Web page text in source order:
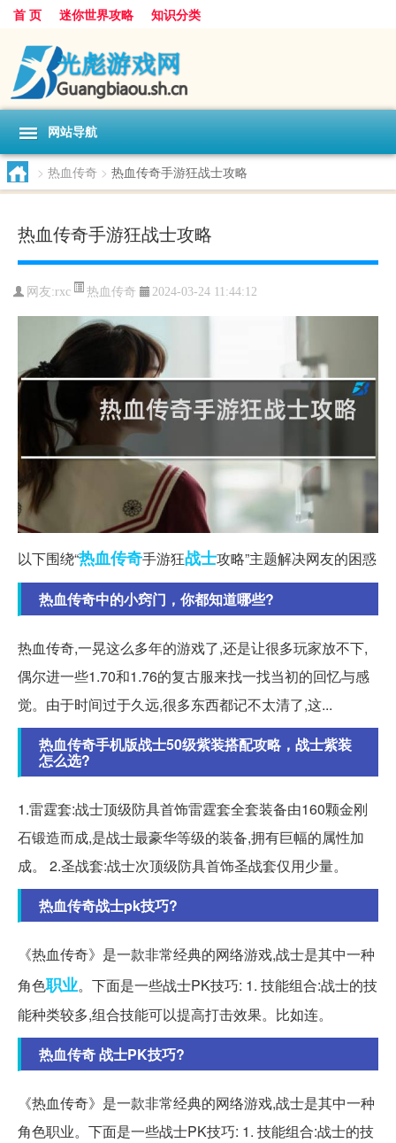
首 页 迷你世界攻略 知识分类
网站导航
> 热血传奇 > 热血传奇手游狂战士攻略
热血传奇手游狂战士攻略
网友:rxc 热血传奇 2024-03-24 11:44:12
以下围绕“热血传奇手游狂战士攻略”主题解决网友的困惑
热血传奇中的小窍门，你都知道哪些?
热血传奇,一晃这么多年的游戏了,还是让很多玩家放不下,
偶尔进一些1.70和1.76的复古服来找一找当初的回忆与感
觉。由于时间过于久远,很多东西都记不太清了,这...
热血传奇手机版战士50级紫装搭配攻略，战士紫装
怎么选?
1.雷霆套:战士顶级防具首饰雷霆套全套装备由160颗金刚
石锻造而成,是战士最豪华等级的装备,拥有巨幅的属性加
成。 2.圣战套:战士次顶级防具首饰圣战套仅用少量。
热血传奇战士pk技巧?
《热血传奇》是一款非常经典的网络游戏,战士是其中一种
角色职业。下面是一些战士PK技巧: 1. 技能组合:战士的技
能种类较多,组合技能可以提高打击效果。比如连。
热血传奇 战士PK技巧?
《热血传奇》是一款非常经典的网络游戏,战士是其中一种
角色职业。下面是一些战士PK技巧: 1. 技能组合:战士的技